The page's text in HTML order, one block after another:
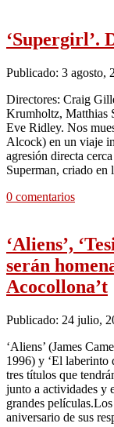
‘Supergirl’.
Publicado: 3 agosto,
Directores: Craig
Krumholtz, Matthias
Eve Ridley. Nos
Alcock) en un viaje
agresión directa
Superman, criado
0 comentarios
‘Aliens’,
serán
Acocollona’t
Publicado: 24 julio,
‘Aliens’ (James
1996) y ‘El laberinto
tres títulos que
junto a actividades y
grandes
aniversario de sus